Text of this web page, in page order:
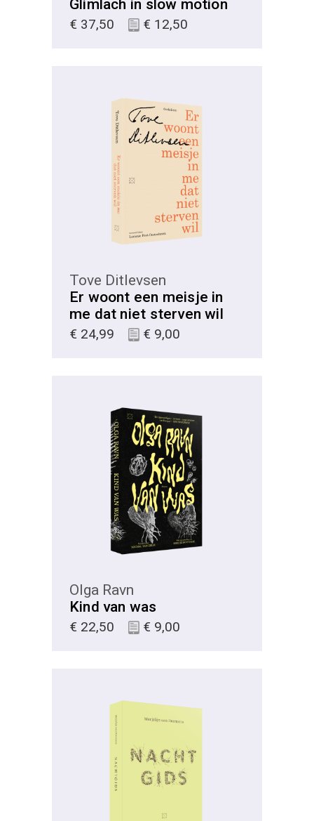
Glimlach in slow motion
€ 37,50 € 12,50
KIES
Tove Ditlevsen
Er woont een meisje in
me dat niet sterven wil
€ 24,99 € 9,00
KIES
Olga Ravn
Kind van was
€ 22,50 € 9,00
KIES